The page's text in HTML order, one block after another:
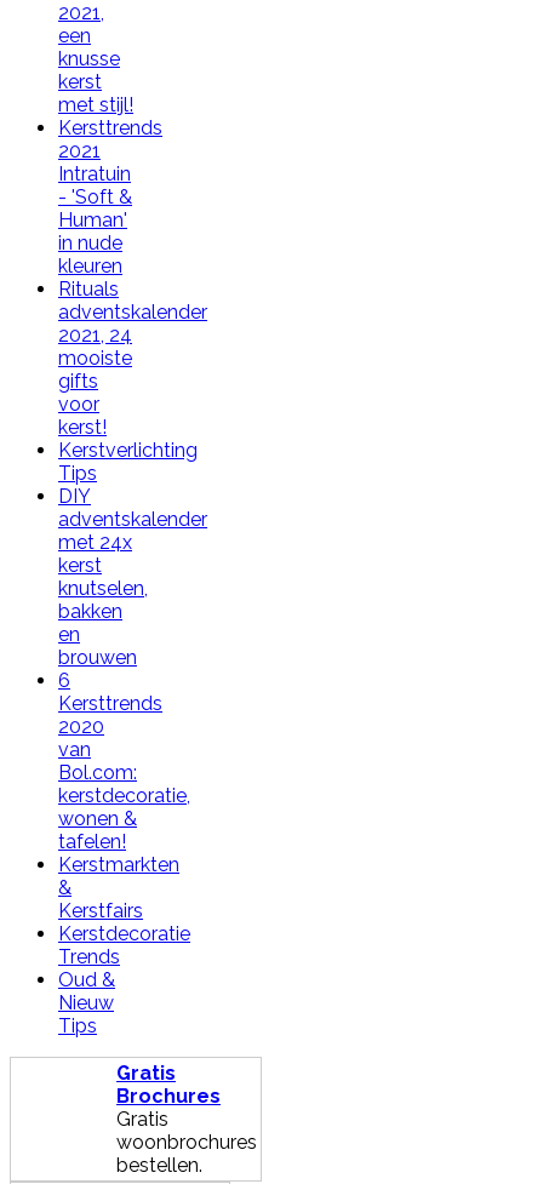
2021,
een
knusse
kerst
met stijl!
Kersttrends
2021
Intratuin
- 'Soft &
Human'
in nude
kleuren
Rituals
adventskalender
2021, 24
mooiste
gifts
voor
kerst!
Kerstverlichting
Tips
DIY
adventskalender
met 24x
kerst
knutselen,
bakken
en
brouwen
6
Kersttrends
2020
van
Bol.com:
kerstdecoratie,
wonen &
tafelen!
Kerstmarkten
&
Kerstfairs
Kerstdecoratie
Trends
Oud &
Nieuw
Tips
Gratis
Brochures
Gratis
woonbrochures
bestellen.